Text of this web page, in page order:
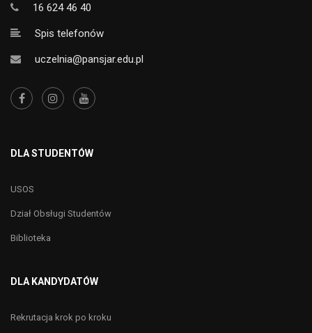
16 624 46 40
Spis telefonów
uczelnia@pansjar.edu.pl
DLA STUDENTÓW
USOS
Dział Obsługi Studentów
Biblioteka
DLA KANDYDATÓW
Rekrutacja krok po kroku